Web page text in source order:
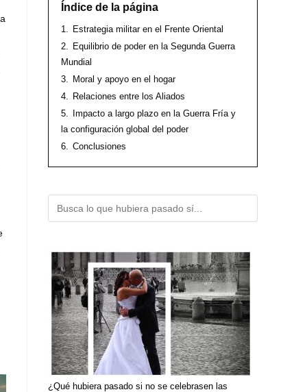
Índice de la página
1. Estrategia militar en el Frente Oriental
2. Equilibrio de poder en la Segunda Guerra
Mundial
3. Moral y apoyo en el hogar
4. Relaciones entre los Aliados
5.
Impacto a largo plazo en la Guerra Fría y
la configuración global del poder
6. Conclusiones
¿Qué hubiera pasado si no se celebrasen las